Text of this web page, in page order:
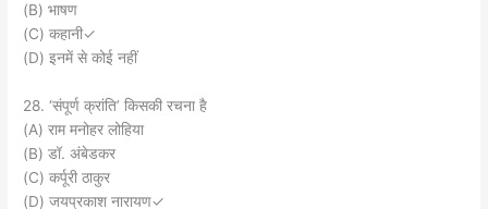
(B) भाषण
(C) कहानी✓
(D) इनमें से कोई नहीं
28. ‘संपूर्ण क्रांति’ किसकी रचना है
(A) राम मनोहर लोहिया
(B) डॉ. अंबेडकर
(C) कर्पूरी ठाकुर
(D) जयप्रकाश नारायण✓